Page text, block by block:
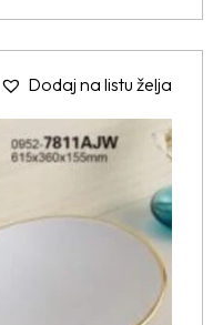
Dodaj na listu želja